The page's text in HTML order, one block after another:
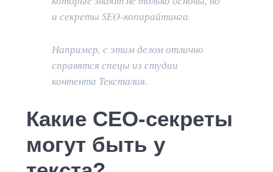
и секреты SEO-копирайтинга.
Например, с этим делом отлично
справятся спецы из студии
контента Тексталия.
Какие СЕО-секреты
могут быть у